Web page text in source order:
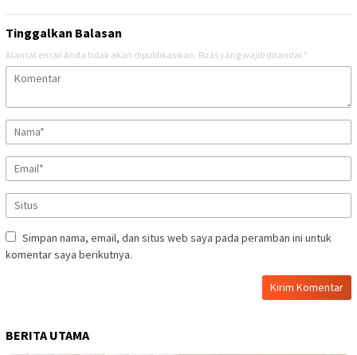
Tinggalkan Balasan
Alamat email Anda tidak akan dipublikasikan. Ruas yang wajib ditandai *
Simpan nama, email, dan situs web saya pada peramban ini untuk
komentar saya berikutnya.
BERITA UTAMA